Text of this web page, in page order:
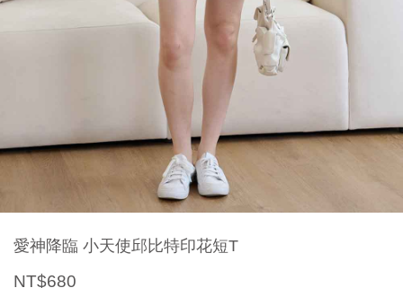
愛神降臨 小天使邱比特印花短T
NT$680